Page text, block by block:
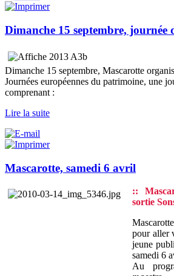
Dimanche 15 septembre,
Dimanche 15 septembre, Mascarotte
Journées européennes du patrimoine, une
comprenant :
Lire la suite
Mascarotte, samedi 6 avril
::
sortie
pour aller
jeune
samedi 6
Au